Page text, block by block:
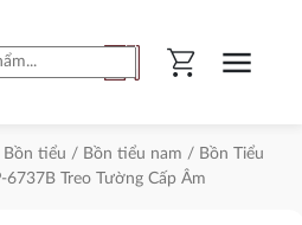
shopping_cart menu
Bồn tiểu / Bồn tiểu nam / Bồn Tiểu
Treo Tường Cấp Âm